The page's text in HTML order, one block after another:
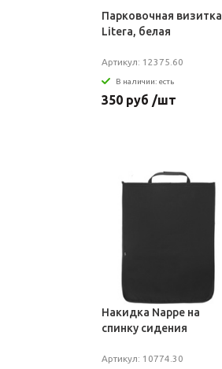
Парковочная визитка
Litera, белая
Артикул: 12375.60
В наличии: есть
350 руб /шт
Накидка Nappe на
спинку сидения
Артикул: 10774.30